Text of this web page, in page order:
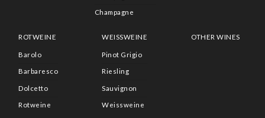
Champagne
ROTWEINE
Barolo
Barbaresco
Dolcetto
Rotweine
WEISSWEINE
Pinot Grigio
Riesling
Sauvignon
Weissweine
OTHER WINES